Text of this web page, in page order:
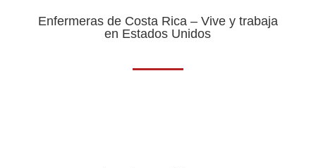
Enfermeras de Costa Rica – Vive y trabaja
en Estados Unidos